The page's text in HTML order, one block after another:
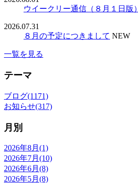
ウイークリー通信（８月１日版）
2026.07.31
８月の予定につきまして NEW
一覧を見る
テーマ
ブログ(1171)
お知らせ(317)
月別
2026年8月(1)
2026年7月(10)
2026年6月(8)
2026年5月(8)